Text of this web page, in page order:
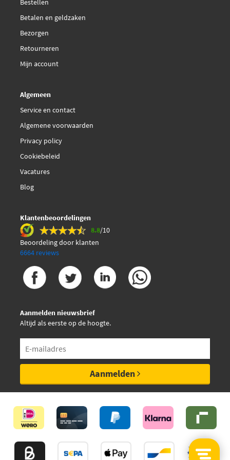
Bestellen
Betalen en geldzaken
Bezorgen
Retourneren
Mijn account
Algemeen
Service en contact
Algemene voorwaarden
Privacy policy
Cookiebeleid
Vacatures
Blog
Klantenbeoordelingen
8.8/10
Beoordeling door klanten
6664 reviews
Aanmelden nieuwsbrief
Altijd als eerste op de hoogte.
Aanmelden